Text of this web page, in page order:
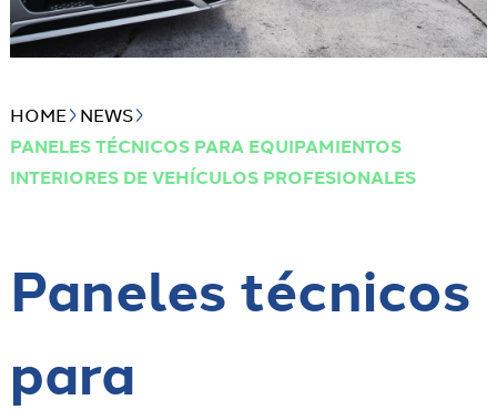
HOME NEWS
PANELES TÉCNICOS PARA EQUIPAMIENTOS
INTERIORES DE VEHÍCULOS PROFESIONALES
Paneles técnicos
para